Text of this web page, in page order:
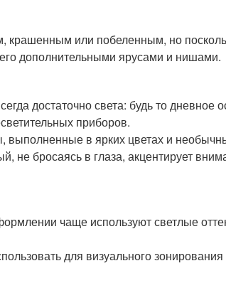
или побеленным, но
дополнительными ярусами и нишами.
достаточно света: будь то дневное
приборов.
в ярких цветах и
не бросаясь в глаза, акцентирует
чаще используют светлые
для визуального